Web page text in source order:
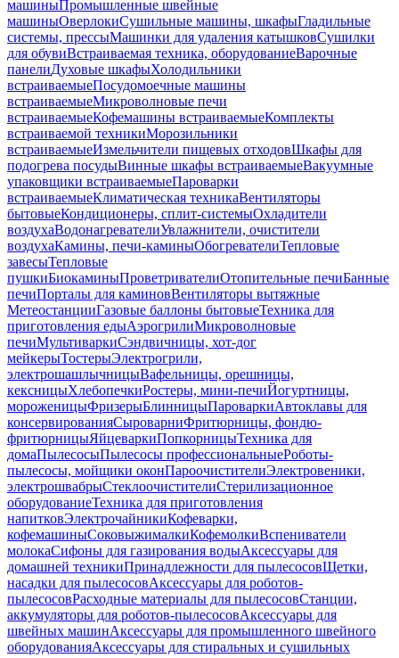
машиныПромышленные швейные
машиныОверлокиСушильные машины, шкафыГладильные
системы, прессыМашинки для удаления катышковСушилки
для обувиВстраиваемая техника, оборудованиеВарочные
панелиДуховые шкафыХолодильники
встраиваемыеПосудомоечные машины
встраиваемыеМикроволновые печи
встраиваемыеКофемашины встраиваемыеКомплекты
встраиваемой техникиМорозильники
встраиваемыеИзмельчители пищевых отходовШкафы для
подогрева посудыВинные шкафы встраиваемыеВакуумные
упаковщики встраиваемыеПароварки
встраиваемыеКлиматическая техникаВентиляторы
бытовыеКондиционеры, сплит-системыОхладители
воздухаВодонагревателиУвлажнители, очистители
воздухаКамины, печи-каминыОбогревателиТепловые
завесыТепловые
пушкиБиокаминыПроветривателиОтопительные печиБанные
печиПорталы для каминовВентиляторы вытяжные
МетеостанцииГазовые баллоны бытовыеТехника для
приготовления едыАэрогрилиМикроволновые
печиМультиваркиСэндвичницы, хот-дог
мейкерыТостерыЭлектрогрили,
электрошашлычницыВафельницы, орешницы,
кексницыХлебопечкиРостеры, мини-печиЙогуртницы,
мороженицыФризерыБлинницыПароваркиАвтоклавы для
консервированияСыроварниФритюрницы, фондю-
фритюрницыЯйцеваркиПопкорницыТехника для
домаПылесосыПылесосы профессиональныеРоботы-
пылесосы, мойщики оконПароочистителиЭлектровеники,
электрошвабрыСтеклоочистителиСтерилизационное
оборудованиеТехника для приготовления
напитковЭлектрочайникиКофеварки,
кофемашиныСоковыжималкиКофемолкиВспениватели
молокаСифоны для газирования водыАксессуары для
домашней техникиПринадлежности для пылесосовЩетки,
насадки для пылесосовАксессуары для роботов-
пылесосовРасходные материалы для пылесосовСтанции,
аккумуляторы для роботов-пылесосовАксессуары для
швейных машинАксессуары для промышленного швейного
оборудованияАксессуары для стиральных и сушильных